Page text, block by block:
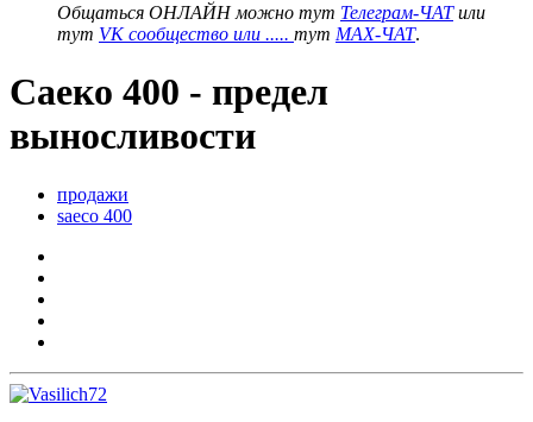
Общаться ОНЛАЙН можно тут Телеграм-ЧАТили
тут VK сообщество или ..... тут MAX-ЧАТ.
Саеко 400 - предел
выносливости
продажи
saeco 400